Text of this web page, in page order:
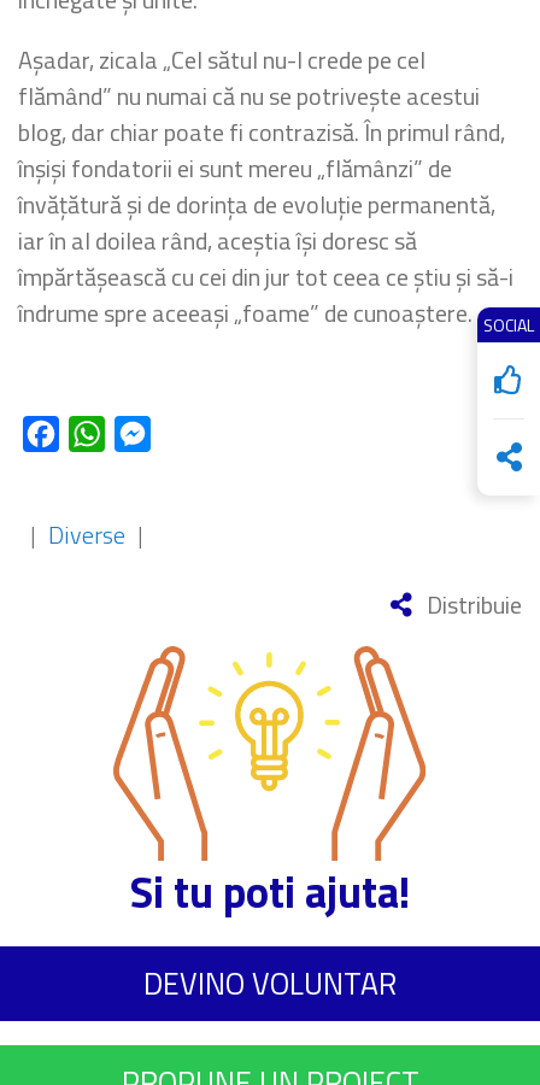
SOCIAL
Așadar, zicala „Cel sătul nu-l crede pe cel
flămând” nu numai că nu se potrivește acestui
blog, dar chiar poate fi contrazisă. În primul rând,
înșiși fondatorii ei sunt mereu „flămânzi” de
învățătură și de dorința de evoluție permanentă,
iar în al doilea rând, aceștia își doresc să
împărtășească cu cei din jur tot ceea ce știu și să-i
îndrume spre aceeași „foame” de cunoaștere.
FacebookWhatsApp
| Diverse |
Distribuie
Si tu poti ajuta!
DEVINO VOLUNTAR